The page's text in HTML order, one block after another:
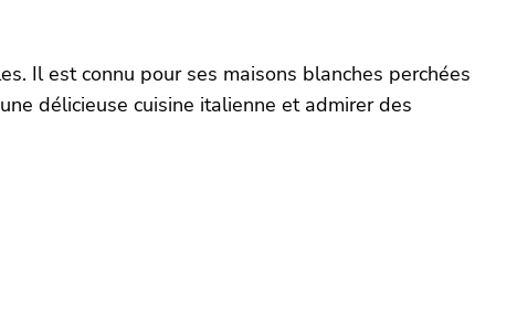
Il est connu pour ses maisons blanches perchées
délicieuse cuisine italienne et admirer des